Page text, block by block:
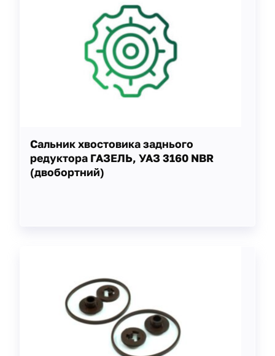
Сальник хвостовика заднього
редуктора ГАЗЕЛЬ, УАЗ 3160 NBR
(двобортний)